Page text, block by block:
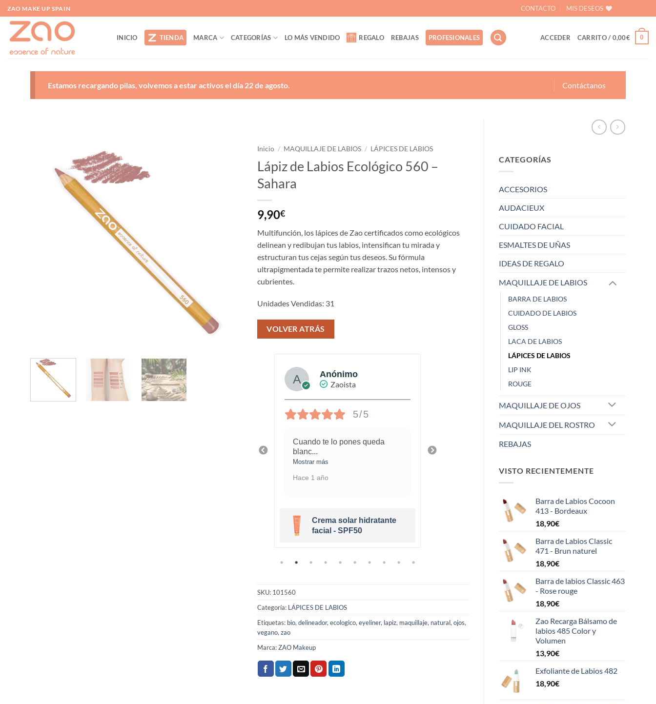
Saltar
al
contenido
ZAO MAKE UP SPAIN CONTACTO MIS DESEOS
INICIO TIENDA MARCA CATEGORÍAS LO MÁS VENDIDO REGALO REBAJAS PROFESIONALES ACCEDER CARRITO / 0,00€ 0
Contáctanos
Estamos recargando pilas, volvemos a estar activos el día 22 de agosto.
CATEGORÍAS
ACCESORIOS
AUDACIEUX
CUIDADO FACIAL
ESMALTES DE UÑAS
IDEAS DE REGALO
MAQUILLAJE DE LABIOS
BARRA DE LABIOS
CUIDADO DE LABIOS
GLOSS
LACA DE LABIOS
LÁPICES DE LABIOS
LIP INK
ROUGE
MAQUILLAJE DE OJOS
MAQUILLAJE DEL ROSTRO
REBAJAS
VISTO RECIENTEMENTE
Barra de Labios Cocoon
413 - Bordeaux
18,90€
Barra de Labios Classic
471 - Brun naturel
18,90€
Barra de labios Classic 463
- Rose rouge
18,90€
Zao Recarga Bálsamo de
labios 485 Color y
Volumen
13,90€
Exfoliante de Labios 482
18,90€
Inicio / MAQUILLAJE DE LABIOS / LÁPICES DE LABIOS
Lápiz de Labios Ecológico 560 –
Sahara
9,90€
Multifunción, los lápices de Zao certificados como ecológicos
delinean y redibujan tus labios, intensifican tu mirada y
estructuran tus cejas según tus deseos. Su fórmula
ultrapigmentada te permite realizar trazos netos, intensos y
cubrientes.
Unidades Vendidas: 31
VOLVER ATRÁS
Anónimo Elena V.
Zaoista
Anónimo
Zaoista
5/5
Cuando te lo pones queda
blanc...
Mostrar más
Hace 1 año
Crema solar hidratante
facial - SPF50
ELISABETH L.
Zaoista
¡Este sacapuntas es una
SKU: 101560
Categoría: LÁPICES DE LABIOS
Etiquetas: bio, delineador, ecologico, eyeliner, lapiz, maquillaje, natural, ojos,
vegano, zao
Marca:ZAO Makeup